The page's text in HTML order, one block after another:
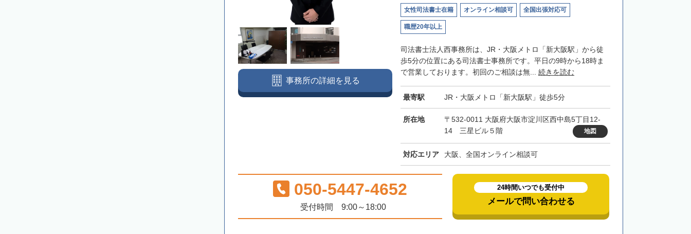
女性司法書士在籍 オンライン相談可 全国出張対応可
職歴20年以上
司法書士法人西事務所は、JR・大阪メトロ「新大阪駅」から徒
歩5分の位置にある司法書士事務所です。平日の9時から18時ま
で営業しております。初回のご相談は無... 続きを読む
最寄駅 JR・大阪メトロ「新大阪駅」徒歩5分
所在地
〒532-0011 大阪府大阪市淀川区西中島5丁目12-
14 三星ビル５階
地図
対応エリア 大阪、全国オンライン相談可
事務所の詳細を見る
050-5447-4652
受付時間 9:00～18:00
24時間いつでも受付中
メールで問い合わせる